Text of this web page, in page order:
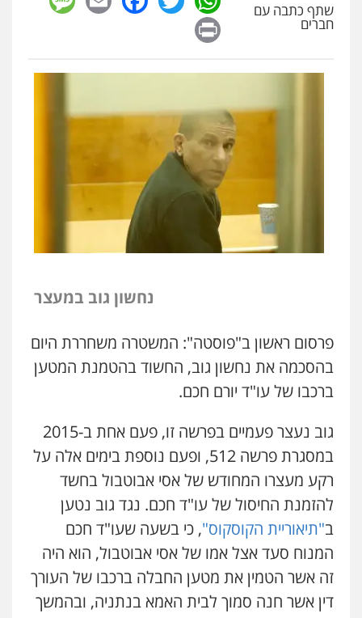
שתף כתבה עם
חברים
נחשון גוב במעצר
פרסום ראשון ב"פוסטה": המשטרה משחררת היום
בהסכמה את נחשון גוב, החשוד בהטמנת המטען
ברכבו של עו"ד יורם חכם.
גוב נעצר פעמיים בפרשה זו, פעם אחת ב-2015
במסגרת פרשה 512, ופעם נוספת בימים אלה על
רקע מעצרו המחודש של אסי אבוטבול בחשד
להזמנת החיסול של עו"ד חכם. נגד גוב נטען
ב"תיאוריית הקוסקוס", כי בשעה שעו"ד חכם
המנוח סעד אצל אמו של אסי אבוטבול, הוא היה
זה אשר הטמין את מטען החבלה ברכבו של העורך
דין אשר חנה סמוך לבית האמא בנתניה, ובהמשך